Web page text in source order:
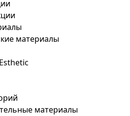
материалы
материалы